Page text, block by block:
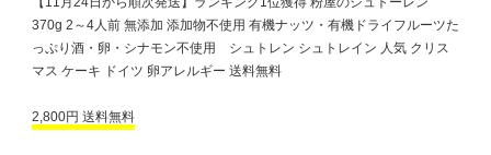
370g 2～4人前 無添加 添加物不使用 有機ナッツ・有機ドライフルーツた
っぷり酒・卵・シナモン不使用 シュトレン シュトレイン 人気 クリス
マス ケーキ ドイツ 卵アレルギー 送料無料
2,800円 送料無料